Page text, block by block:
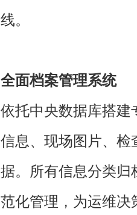
线。
全面档案管理系统
依托中央数据库搭建
信息、现场图片、检
据。所有信息分类归
范化管理，为运维决